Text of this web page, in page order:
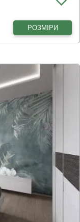
РОЗМІРИ